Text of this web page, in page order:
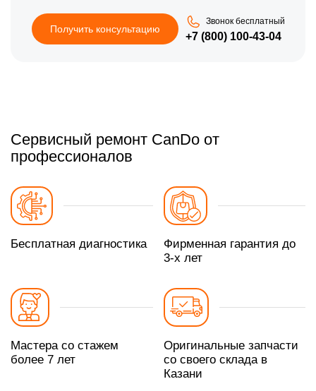
Получить консультацию
Звонок бесплатный
+7 (800) 100-43-04
Сервисный ремонт CanDo от
профессионалов
Бесплатная диагностика
Фирменная гарантия до
3-х лет
Мастера со стажем
более 7 лет
Оригинальные запчасти
со своего склада в
Казани